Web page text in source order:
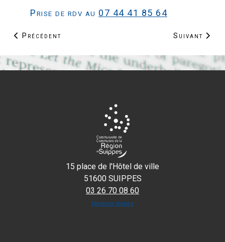
Prise de rdv au 07 44 41 85 64
Article précédent : Un nouveau fleuriste s'installe à
Précédent Article
Suivant
15 place de l'Hôtel de ville
51600 SUIPPES
03 26 70 08 60
Mentions légales